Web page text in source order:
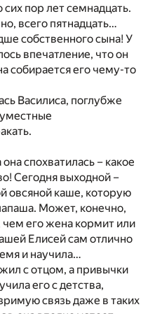
пор лет семнадцать.
всего пятнадцать…
собственного сына! У
впечатление, что он
собирается его чему-то
Василиса, поглубже
спохватилась – какое
Сегодня выходной –
овсяной каше, которую
Может, конечно,
чем его жена кормит или
Елисей сам отлично
и научила…
с отцом, а привычки
его с детства,
связь даже в таких